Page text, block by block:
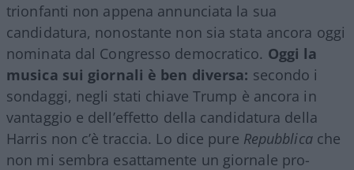
trionfanti non appena annunciata la sua
candidatura, nonostante non sia stata ancora oggi
nominata dal Congresso democratico. Oggi la
musica sui giornali è ben diversa: secondo i
sondaggi, negli stati chiave Trump è ancora in
vantaggio e dell’effetto della candidatura della
Harris non c’è traccia. Lo dice pure Repubblicache
non mi sembra esattamente un giornale pro-